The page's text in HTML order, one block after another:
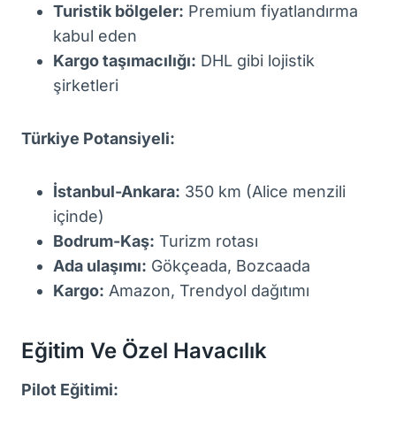
Turistik bölgeler: Premium fiyatlandırma
kabul eden
Kargo taşımacılığı: DHL gibi lojistik
şirketleri
Türkiye Potansiyeli:
İstanbul-Ankara: 350 km (Alice menzili
içinde)
Bodrum-Kaş: Turizm rotası
Ada ulaşımı: Gökçeada, Bozcaada
Kargo: Amazon, Trendyol dağıtımı
Eğitim Ve Özel Havacılık
Pilot Eğitimi: